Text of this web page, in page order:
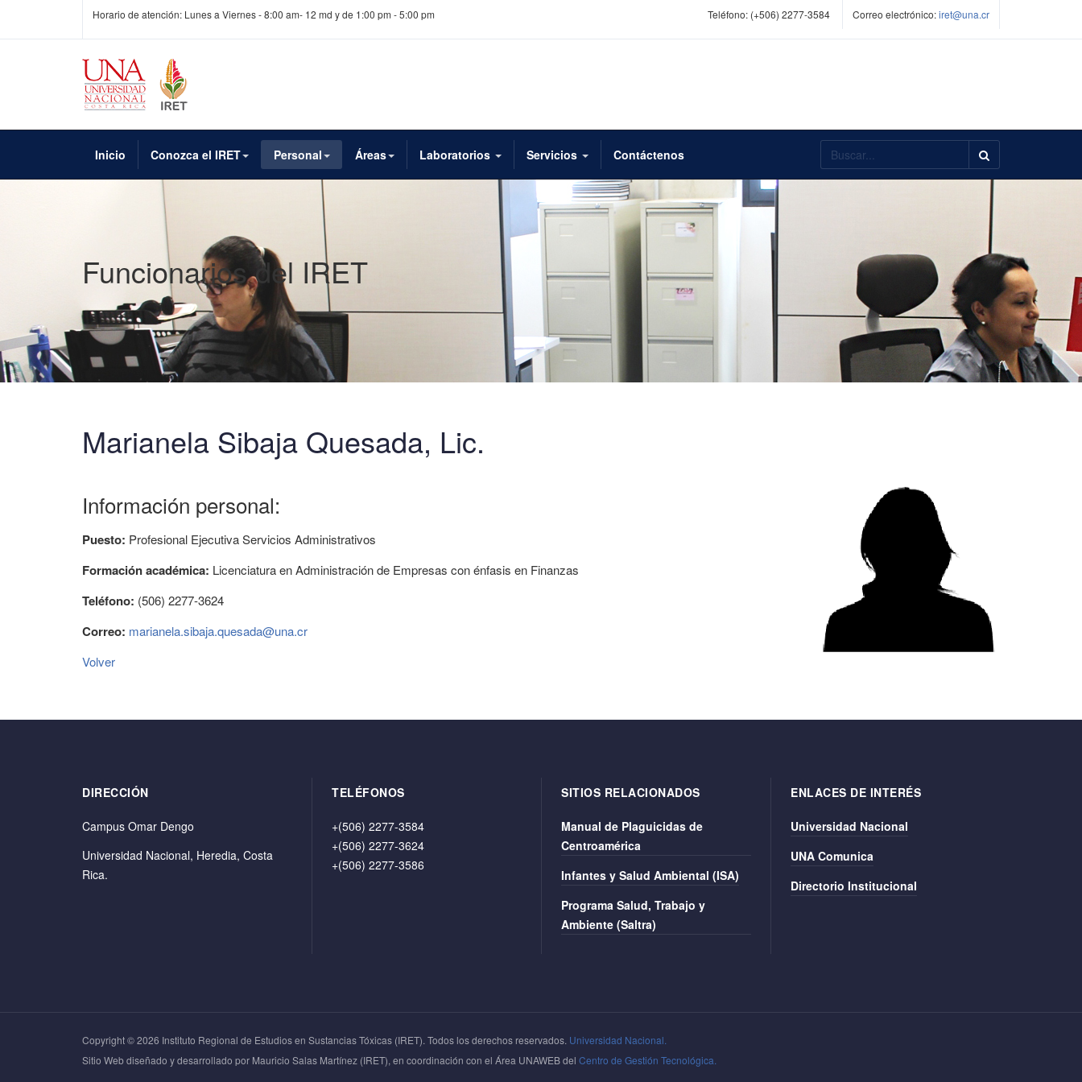
Horario de atención: Lunes a Viernes - 8:00 am- 12 md y de 1:00 pm - 5:00 pm Teléfono: (+506) 2277-3584 Correo electrónico:iret@una.cr
Inicio Conozca el IRET Personal Áreas Laboratorios Servicios Contáctenos Buscar...
Funcionarios del IRET
Marianela Sibaja Quesada, Lic.
Información personal:
Puesto: Profesional Ejecutiva Servicios Administrativos
Formación académica: Licenciatura en Administración de Empresas con énfasis en Finanzas
Teléfono: (506) 2277-3624
Correo: marianela.sibaja.quesada@una.cr
Volver
DIRECCIÓN
Campus Omar Dengo
Universidad Nacional, Heredia, Costa
Rica.
TELÉFONOS
+(506) 2277-3584
+(506) 2277-3624
+(506) 2277-3586
SITIOS RELACIONADOS
Manual de Plaguicidas de
Centroamérica
Infantes y Salud Ambiental (ISA)
Programa Salud, Trabajo y
Ambiente (Saltra)
ENLACES DE INTERÉS
Universidad Nacional
UNA Comunica
Directorio Institucional
Copyright © 2026 Instituto Regional de Estudios en Sustancias Tóxicas (IRET). Todos los derechos reservados. Universidad Nacional.
Sitio Web diseñado y desarrollado por Mauricio Salas Martínez (IRET), en coordinación con el Área UNAWEB del Centro de Gestión Tecnológica.